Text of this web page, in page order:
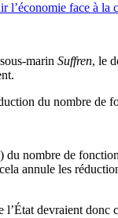
l’économie face à la
marin Suffren, le
du nombre de
nombre de
annule les
l’État devraient donc